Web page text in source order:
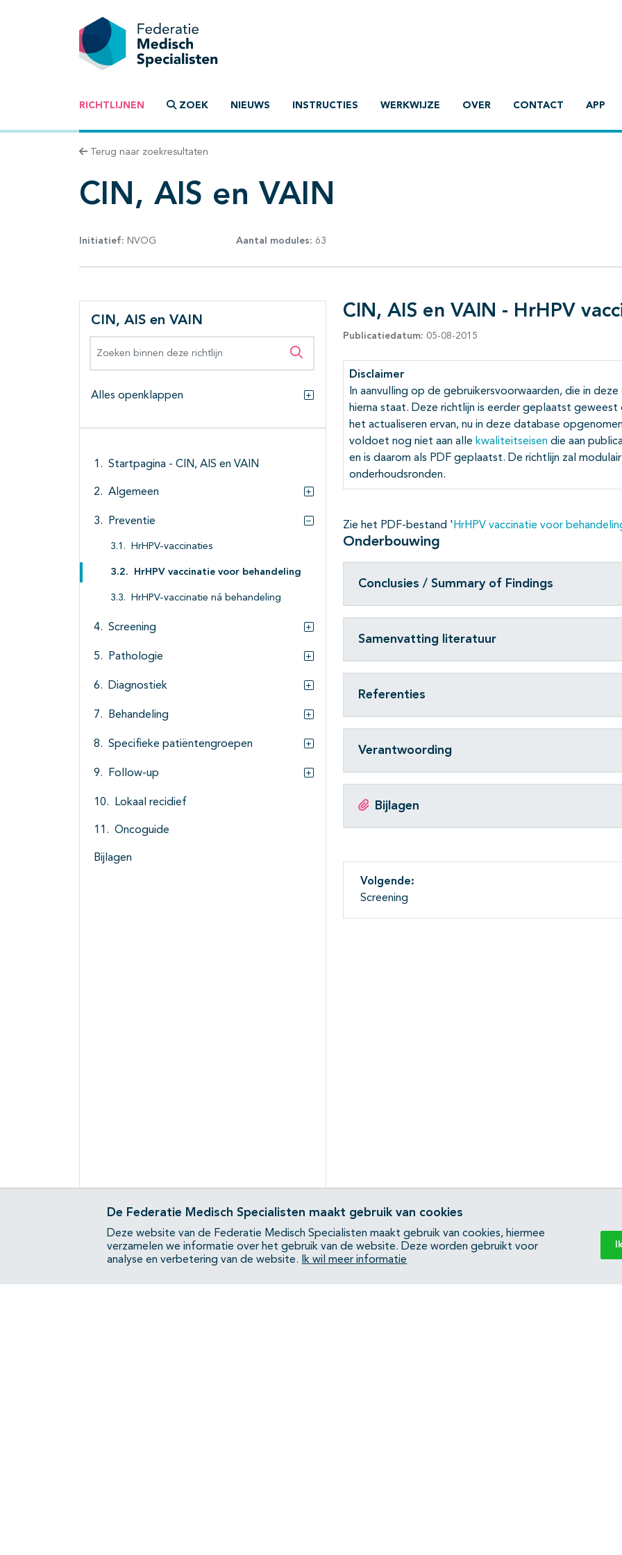
RICHTLIJNEN ZOEK NIEUWS INSTRUCTIES WERKWIJZE OVER CONTACT APP
Terug naar zoekresultaten
CIN, AIS en VAIN
Initiatief: NVOG Aantal modules: 63
CIN, AIS en VAIN
Zoeken binnen deze richtlijn
Alles openklappen
Alles openklappen
Startpagina - CIN, AIS en VAIN
Algemeen
Preventie
Subpagina's open- en dichtklappen
HrHPV-vaccinaties
HrHPV vaccinatie voor behandeling
HrHPV-vaccinatie ná behandeling
Screening
Subpagina's open- en dichtklappen
Pathologie
Subpagina's open- en dichtklappen
Diagnostiek
Behandeling
Subpagina's open- en dichtklappen
Specifieke patiëntengroepen
Follow-up
Lokaal recidief
Oncoguide
Bijlagen
CIN, AIS en VAIN - HrHPV
Publicatiedatum: 05-08-2015
Disclaimer
In aanvulling op de gebruikersvoorwaarden, die in
hierna staat. Deze richtlijn is eerder geplaatst
het actualiseren ervan, nu in deze database
voldoet nog niet aan alle kwaliteitseisen die aan
en is daarom als PDF geplaatst. De richtlijn zal
onderhoudsronden.
Zie het PDF-bestand 'HrHPV vaccinatie voor
Onderbouwing
Conclusies / Summary of Findings
Samenvatting literatuur
Referenties
Verantwoording
Bijlagen
Volgende:
Screening
De Federatie Medisch Specialisten maakt gebruik van cookies
Deze website van de Federatie Medisch Specialisten maakt gebruik van cookies, hiermee
verzamelen we informatie over het gebruik van de website. Deze worden gebruikt voor
analyse en verbetering van de website.
Ik wil meer informatie